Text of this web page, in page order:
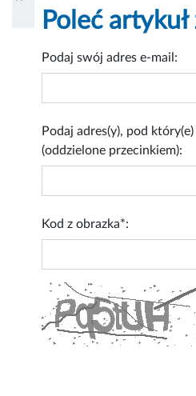
Poleć
Podaj swój adres e-mail:
Podaj adres(y), pod który(e)
(oddzielone przecinkiem):
Kod z obrazka*: